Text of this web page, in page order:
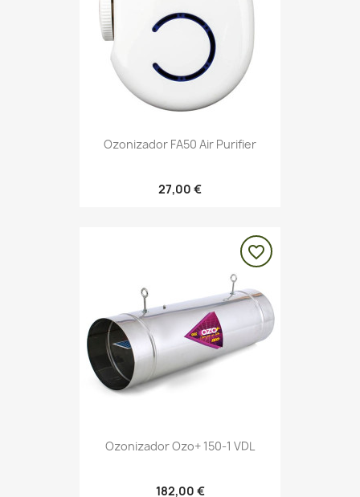
Ozonizador FA50 Air Purifier
27,00 €
Ozonizador Ozo+ 150-1 VDL
182,00 €
favorite_border